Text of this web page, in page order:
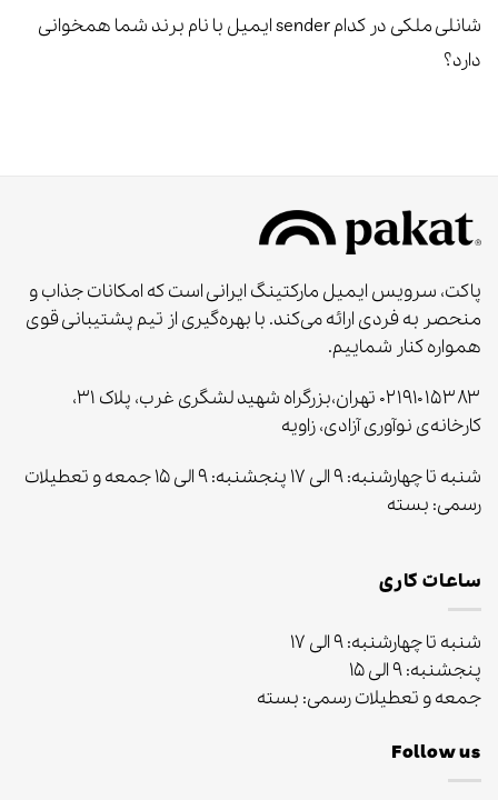
شانلی ملکی در
کدام sender ایمیل با نام برند شما همخوانی
دارد؟
پاکت، سرویس ایمیل مارکتینگ ایرانی است که امکانات جذاب و
منحصر به‌ فردی ارائه می‌کند. با بهره‌گیری از تیم پشتیبانی قوی
همواره کنار شماییم.
۰۲۱۹۱۰۱۵۳۸۳ تهران،بزرگراه شهید لشگری غرب، پلاک ۳۱،
کارخانه‌ی نوآوری آزادی، زاویه
شنبه تا چهارشنبه: ۹ الی ۱۷ پنجشنبه: ۹ الی ۱۵ جمعه و تعطیلات
رسمی: بسته
ساعات کاری
شنبه تا چهارشنبه: ۹ الی ۱۷
پنجشنبه: ۹ الی ۱۵
جمعه و تعطیلات رسمی: بسته
Follow us